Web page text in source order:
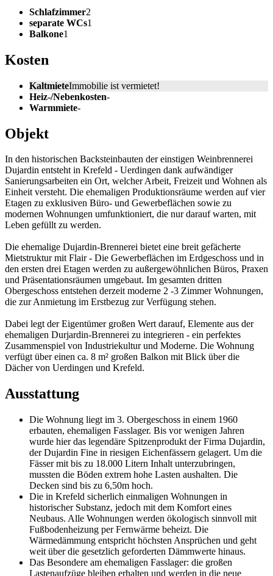
Schlafzimmer2
separate WCs1
Balkone1
Kosten
KaltmieteImmobilie ist vermietet!
Heiz-/Nebenkosten-
Warmmiete-
Objekt
In den historischen Backsteinbauten der einstigen Weinbrennerei
Dujardin entsteht in Krefeld - Uerdingen dank aufwändiger
Sanierungsarbeiten ein Ort, welcher Arbeit, Freizeit und Wohnen als
Einheit versteht. Die ehemaligen Produktionsräume werden auf vier
Etagen zu exklusiven Büro- und Gewerbeflächen sowie zu
modernen Wohnungen umfunktioniert, die nur darauf warten, mit
Leben gefüllt zu werden.
Die ehemalige Dujardin-Brennerei bietet eine breit gefächerte
Mietstruktur mit Flair - Die Gewerbeflächen im Erdgeschoss und in
den ersten drei Etagen werden zu außergewöhnlichen Büros, Praxen
und Präsentationsräumen umgebaut. Im gesamten dritten
Obergeschoss entstehen derzeit moderne 2 -3 Zimmer Wohnungen,
die zur Anmietung im Erstbezug zur Verfügung stehen.
Dabei legt der Eigentümer großen Wert darauf, Elemente aus der
ehemaligen Durjardin-Brennerei zu integrieren - ein perfektes
Zusammenspiel von Industriekultur und Moderne. Die Wohnung
verfügt über einen ca. 8 m² großen Balkon mit Blick über die
Dächer von Uerdingen und Krefeld.
Ausstattung
Die Wohnung liegt im 3. Obergeschoss in einem 1960
erbauten, ehemaligen Fasslager. Bis vor wenigen Jahren
wurde hier das legendäre Spitzenprodukt der Firma Dujardin,
der Dujardin Fine in riesigen Eichenfässern gelagert. Um die
Fässer mit bis zu 18.000 Litern Inhalt unterzubringen,
mussten die Böden extrem hohe Lasten aushalten. Die
Decken sind bis zu 6,50m hoch.
Die in Krefeld sicherlich einmaligen Wohnungen in
historischer Substanz, jedoch mit dem Komfort eines
Neubaus. Alle Wohnungen werden ökologisch sinnvoll mit
Fußbodenheizung per Fernwärme beheizt. Die
Wärmedämmung entspricht höchsten Ansprüchen und geht
weit über die gesetzlich geforderten Dämmwerte hinaus.
Das Besondere am ehemaligen Fasslager: die großen
Lastenaufzüge bleiben erhalten und werden in die neue